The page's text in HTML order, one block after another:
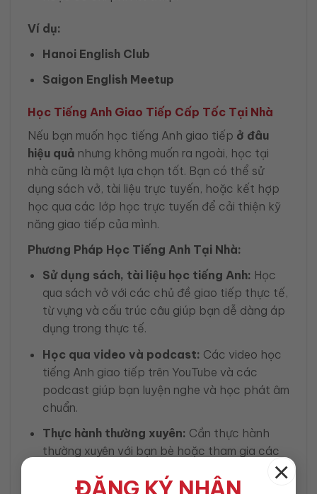
ĐĂNG KÝ NHẬN
×
Ví dụ:
Hanoi English Club
Saigon English Meetup
Học Tiếng Anh Giao Tiếp Cấp Tốc Tại Nhà
Nếu bạn muốn học tiếng Anh giao tiếp ở đâu
hiệu quả nhưng không muốn ra ngoài, học tại
nhà cũng là một lựa chọn tốt. Bạn có thể sử
dụng sách vở, tài liệu trực tuyến, hoặc kết hợp
học qua các lớp học trực tuyến để cải thiện kỹ
năng giao tiếp của mình.
Phương Pháp Học Tiếng Anh Tại Nhà:
Sử dụng sách, tài liệu học tiếng Anh: Học
qua sách vở với các chủ đề giao tiếp thực tế,
từ vựng và cấu trúc câu giúp bạn dễ dàng áp
dụng trong thực tế.
Học qua video và podcast: Các video học
tiếng Anh giao tiếp trên YouTube và các
podcast giúp bạn luyện nghe và học phát âm
chuẩn.
Thực hành thường xuyên: Cần thực hành
thường xuyên với bạn bè hoặc tham gia các
năng giao tiếp.